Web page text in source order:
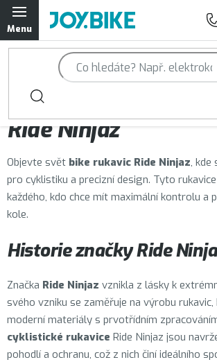
Přejít
na
obsah
Trailová kola Qayron
Horská kola Qayron
Dámská horská kola Qayron
Předváděcí kola Qayron
Rámy Qayron
Doplňky a oblečení Qayron
Kontakt Servisní a výdejní místa
Moje objednávka
Prodávané značky
Ride Ninjaz
Objevte svět bike rukavic Ride Ninjaz, kde
pro cyklistiku a precizní design. Tyto
každého, kdo chce mít maximální kontrolu a
kole.
Historie značky Ride
Značka Ride Ninjaz vznikla z lásky k
svého vzniku se zaměřuje na výrobu
moderní materiály s prvotřídním
cyklistické rukavice Ride Ninjaz jsou
pohodlí a ochranu, což z nich činí ideálního